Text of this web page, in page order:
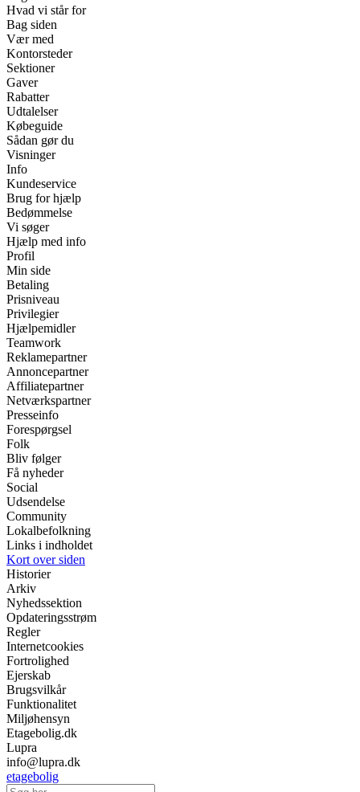
Hvad vi står for
Bag siden
Vær med
Kontorsteder
Sektioner
Gaver
Rabatter
Udtalelser
Købeguide
Sådan gør du
Visninger
Info
Kundeservice
Brug for hjælp
Bedømmelse
Vi søger
Hjælp med info
Profil
Min side
Betaling
Prisniveau
Privilegier
Hjælpemidler
Teamwork
Reklamepartner
Annoncepartner
Affiliatepartner
Netværkspartner
Presseinfo
Forespørgsel
Folk
Bliv følger
Få nyheder
Social
Udsendelse
Community
Lokalbefolkning
Links i indholdet
Kort over siden
Historier
Arkiv
Nyhedssektion
Opdateringsstrøm
Regler
Internetcookies
Fortrolighed
Ejerskab
Brugsvilkår
Funktionalitet
Miljøhensyn
Etagebolig.dk
Lupra
info@lupra.dk
etagebolig